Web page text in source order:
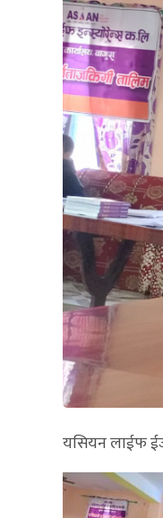
यसियन लाईफ